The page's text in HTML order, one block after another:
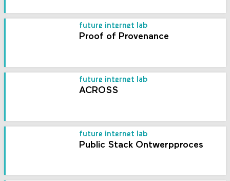
future internet lab
Proof of Provenance
future internet lab
ACROSS
future internet lab
Public Stack Ontwerpproces